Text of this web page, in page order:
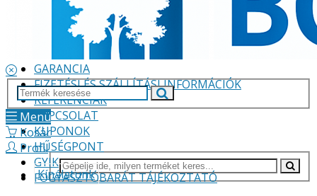
VÁLLALKOZÁS BEMUTATÁSA
GARANCIA
FIZETÉSI ÉS SZÁLLÍTÁSI INFORMÁCIÓK
REFERENCIÁK
KAPCSOLAT
KUPONOK
HŰSÉGPONT
GYIK
FOGYASZTÓBARÁT TÁJÉKOZTATÓ
Menü
Kosár
Profil
Kínálatunk